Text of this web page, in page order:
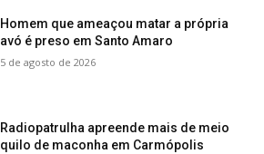
Homem que ameaçou matar a própria
avó é preso em Santo Amaro
5 de agosto de 2026
Radiopatrulha apreende mais de meio
quilo de maconha em Carmópolis